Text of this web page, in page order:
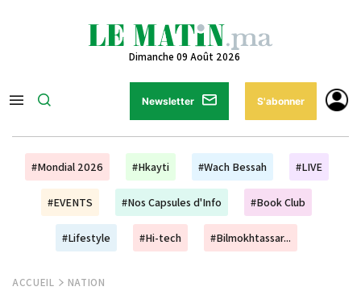
Dimanche 09 Août 2026
Newsletter S'abonner
#Mondial 2026 #Hkayti #Wach Bessah #LIVE
#EVENTS #Nos Capsules d'Info #Book Club
#Lifestyle #Hi-tech #Bilmokhtassar...
ACCUEIL NATION